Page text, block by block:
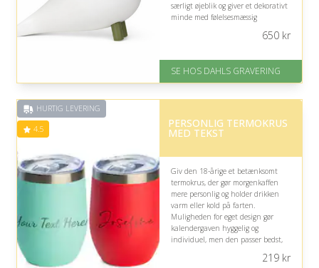
særligt øjeblik og giver et dekorativt
minde med følelsesmæssig
Gratis fragt
på 4.8 ud af 5
650kr
SE HOS DAHLS GRAVERING
HURTIG LEVERING
4.5 PERSONLIG TERMOKRUS
MED TEKST
Giv den 18-årige et betænksomt
termokrus, der gør morgenkaffen
mere personlig og holder drikken
varm eller kold på farten.
Muligheden for eget design gør
kalendergaven hyggelig og
individuel, men den passer bedst,
kaffe eller andre varme drikke.219kr